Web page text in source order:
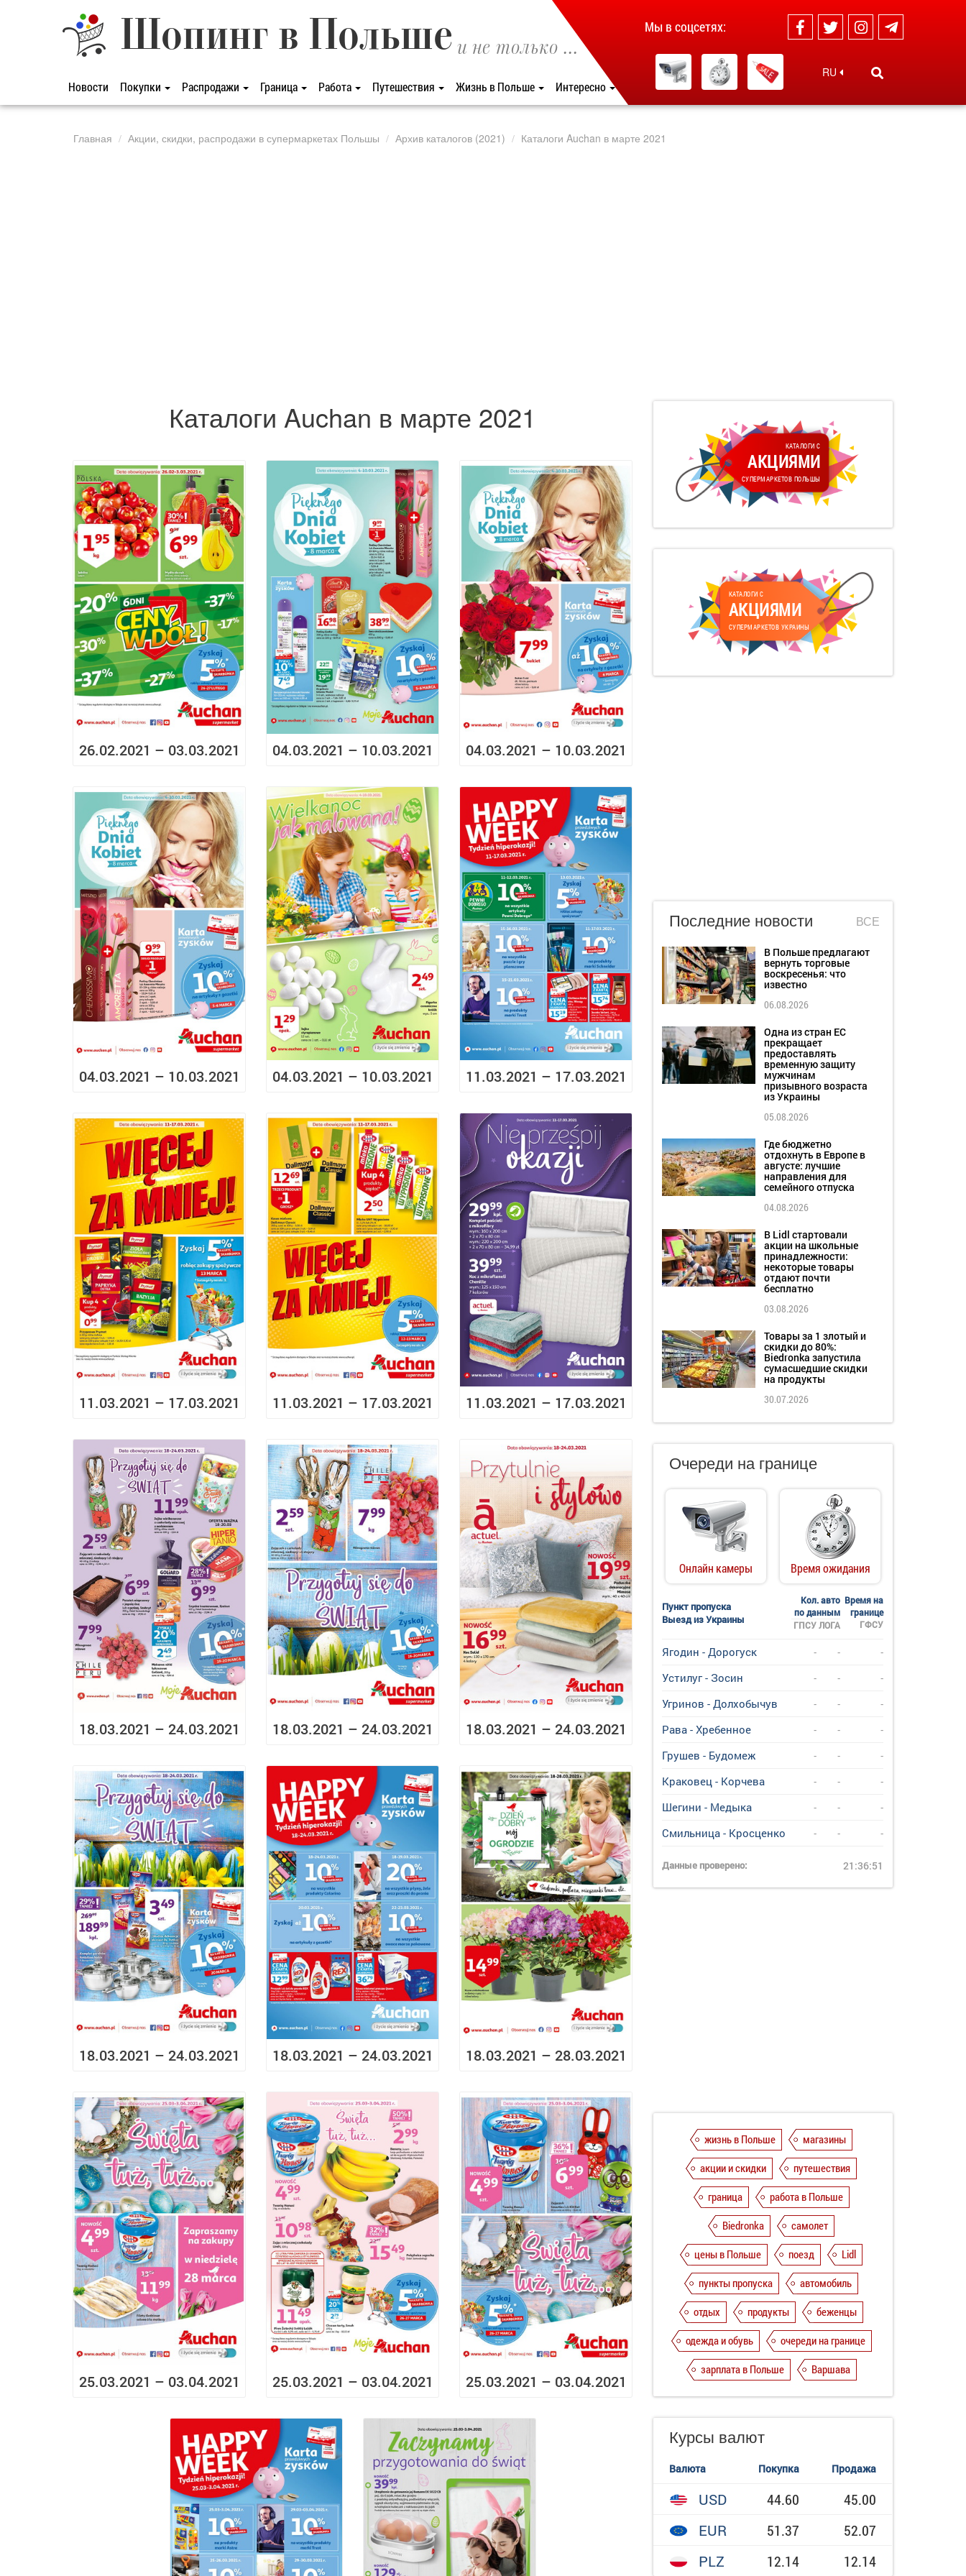
Шопинг в Польше и не только ...
Новости Покупки Распродажи Граница Работа Путешествия Жизнь в Польше Интересно
Мы в соцсетях:
RU
Главная Акции, скидки, распродажи в супермаркетах Польшы Архив каталогов (2021) Каталоги Auchan в марте 2021
Каталоги Auchan в марте 2021
26.02.2021 – 03.03.2021 04.03.2021 – 10.03.2021 04.03.2021 – 10.03.2021
04.03.2021 – 10.03.2021 04.03.2021 – 10.03.2021 11.03.2021 – 17.03.2021
11.03.2021 – 17.03.2021 11.03.2021 – 17.03.2021 11.03.2021 – 17.03.2021
18.03.2021 – 24.03.2021 18.03.2021 – 24.03.2021 18.03.2021 – 24.03.2021
18.03.2021 – 24.03.2021 18.03.2021 – 24.03.2021 18.03.2021 – 28.03.2021
25.03.2021 – 03.04.2021 25.03.2021 – 03.04.2021 25.03.2021 – 03.04.2021
КАТАЛОГИ С
АКЦИЯМИ
СУПЕРМАРКЕТОВ ПОЛЬШЫ
КАТАЛОГИ С
АКЦИЯМИ
СУПЕРМАРКЕТОВ УКРАИНЫ
Последние новости ВСЕ
В Польше предлагают
вернуть торговые
воскресенья: что
известно
06.08.2026
Одна из стран ЕС
прекращает
предоставлять
временную защиту
мужчинам
призывного возраста
из Украины
05.08.2026
Где бюджетно
отдохнуть в Европе в
августе: лучшие
направления для
семейного отпуска
04.08.2026
В Lidl стартовали
акции на школьные
принадлежности:
некоторые товары
отдают почти
бесплатно
03.08.2026
Товары за 1 злотый и
скидки до 80%:
Biedronka запустила
сумасшедшие скидки
на продукты
30.07.2026
Очереди на границе
Онлайн камеры Время ожидания
Пункт пропуска
Выезд из Украины
Кол. авто
по данным
Время на
границе
ГФСУ
ГПСУ ЛОГА
Ягодин - Дорогуск - -
-
Устилуг - Зосин
- -
-
Угринов - Долхобычув
- -
-
Рава - Хребенное
- -
-
Грушев - Будомеж
- -
-
Краковец - Корчева
- -
-
Шегини - Медыка
- -
-
Смильница - Кросценко
- - -
Данные проверено: 21:36:51
жизнь в Польше
магазины
акции и скидки
путешествия
граница
работа в Польше
Biedronka
самолет
цены в Польше
поезд
Lidl
пункты пропуска
автомобиль
отдых
продукты
беженцы
одежда и обувь
очереди на границе
зарплата в Польше
Варшава
Курсы валют
Валюта Покупка Продажа
USD 44.60
45.00
EUR
51.37
52.07
PLZ
12.14 12.14